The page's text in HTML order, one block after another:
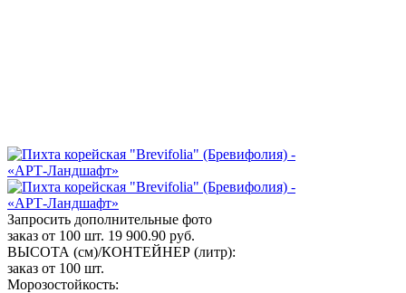
Запросить дополнительные фото
заказ от 100 шт. 19 900.90 руб.
ВЫСОТА (см)/КОНТЕЙНЕР (литр):
заказ от 100 шт.
Морозостойкость: